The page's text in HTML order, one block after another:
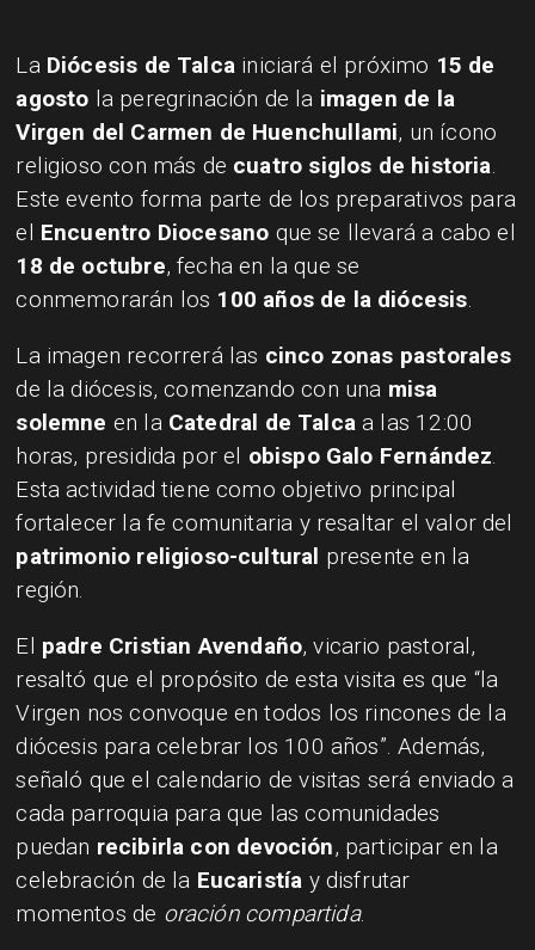
La Diócesis de Talcainiciará el próximo 15 de
agosto la peregrinación de la imagen de la
Virgen del Carmen de Huenchullami, un ícono
religioso con más de cuatro siglos de historia.
Este evento forma parte de los preparativos para
el Encuentro Diocesano que se llevará a cabo el
18 de octubre, fecha en la que se
conmemorarán los 100 años de la diócesis.
La imagen recorrerá las cinco zonas pastorales
de la diócesis, comenzando con una misa
solemne en la Catedral de Talcaa las 12:00
horas, presidida por el obispo Galo Fernández.
Esta actividad tiene como objetivo principal
fortalecer la fe comunitaria y resaltar el valor del
patrimonio religioso-cultural presente en la
región.
El padre Cristian Avendaño, vicario pastoral,
resaltó que el propósito de esta visita es que “la
Virgen nos convoque en todos los rincones de la
diócesis para celebrar los 100 años”. Además,
señaló que el calendario de visitas será enviado a
cada parroquia para que las comunidades
puedan recibirla con devoción, participar en la
celebración de la Eucaristía y disfrutar
momentos de oración compartida.